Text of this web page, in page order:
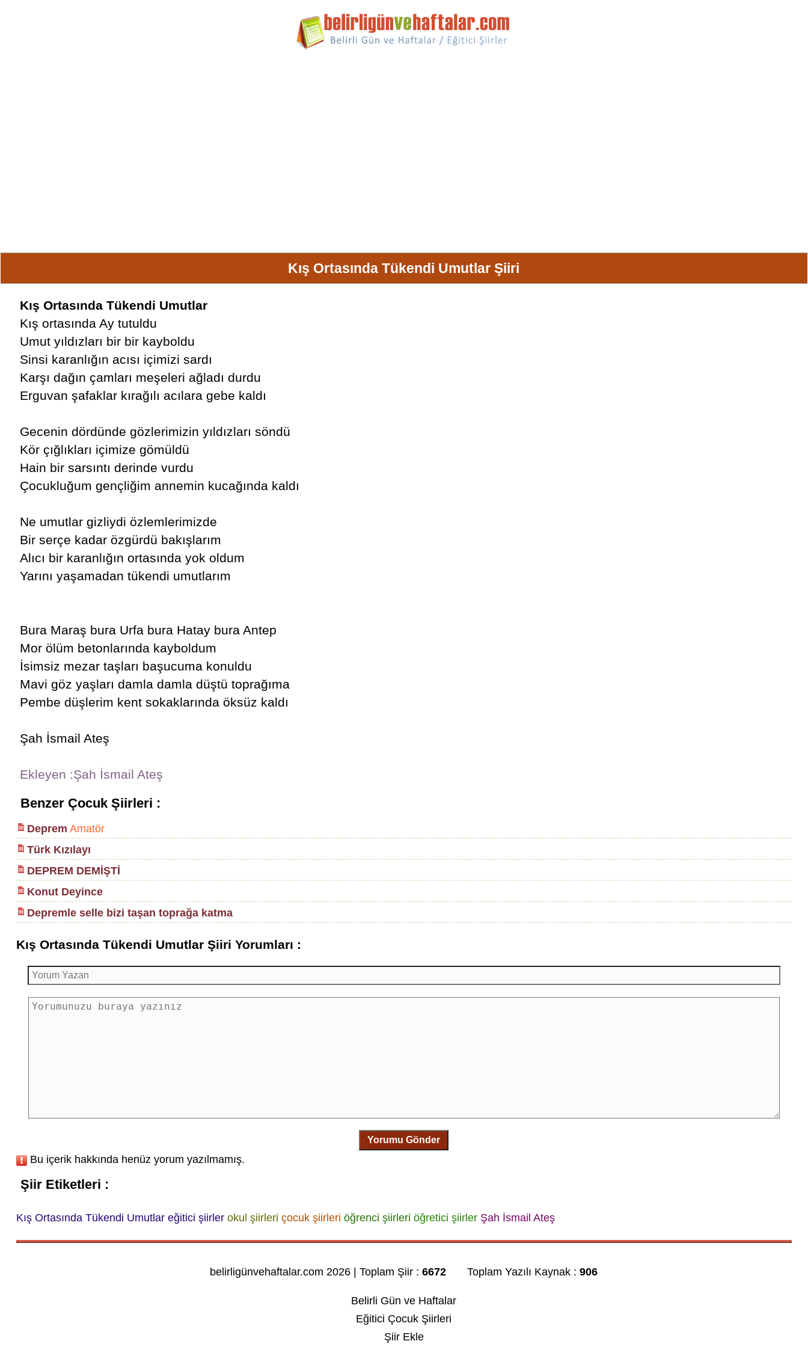
Kış Ortasında Tükendi Umutlar Şiiri
Kış Ortasında Tükendi Umutlar
Kış ortasında Ay tutuldu
Umut yıldızları bir bir kayboldu
Sinsi karanlığın acısı içimizi sardı
Karşı dağın çamları meşeleri ağladı durdu
Erguvan şafaklar kırağılı acılara gebe kaldı
Gecenin dördünde gözlerimizin yıldızları söndü
Kör çığlıkları içimize gömüldü
Hain bir sarsıntı derinde vurdu
Çocukluğum gençliğim annemin kucağında kaldı
Ne umutlar gizliydi özlemlerimizde
Bir serçe kadar özgürdü bakışlarım
Alıcı bir karanlığın ortasında yok oldum
Yarını yaşamadan tükendi umutlarım
Bura Maraş bura Urfa bura Hatay bura Antep
Mor ölüm betonlarında kayboldum
İsimsiz mezar taşları başucuma konuldu
Mavi göz yaşları damla damla düştü toprağıma
Pembe düşlerim kent sokaklarında öksüz kaldı
Şah İsmail Ateş
Ekleyen :Şah İsmail Ateş
Benzer Çocuk Şiirleri :
Deprem Amatör
Türk Kızılayı
DEPREM DEMİŞTİ
Konut Deyince
Depremle selle bizi taşan toprağa katma
Kış Ortasında Tükendi Umutlar Şiiri Yorumları :
Yorumu Gönder
Bu içerik hakkında henüz yorum yazılmamış.
Şiir Etiketleri :
Kış Ortasında Tükendi Umutlar eğitici şiirler okul şiirleri çocuk şiirleri öğrenci şiirleri öğretici şiirler Şah İsmail Ateş
belirligünvehaftalar.com 2026 | Toplam Şiir :6672 Toplam Yazılı Kaynak :906
Belirli Gün ve Haftalar
Eğitici Çocuk Şiirleri
Şiir Ekle